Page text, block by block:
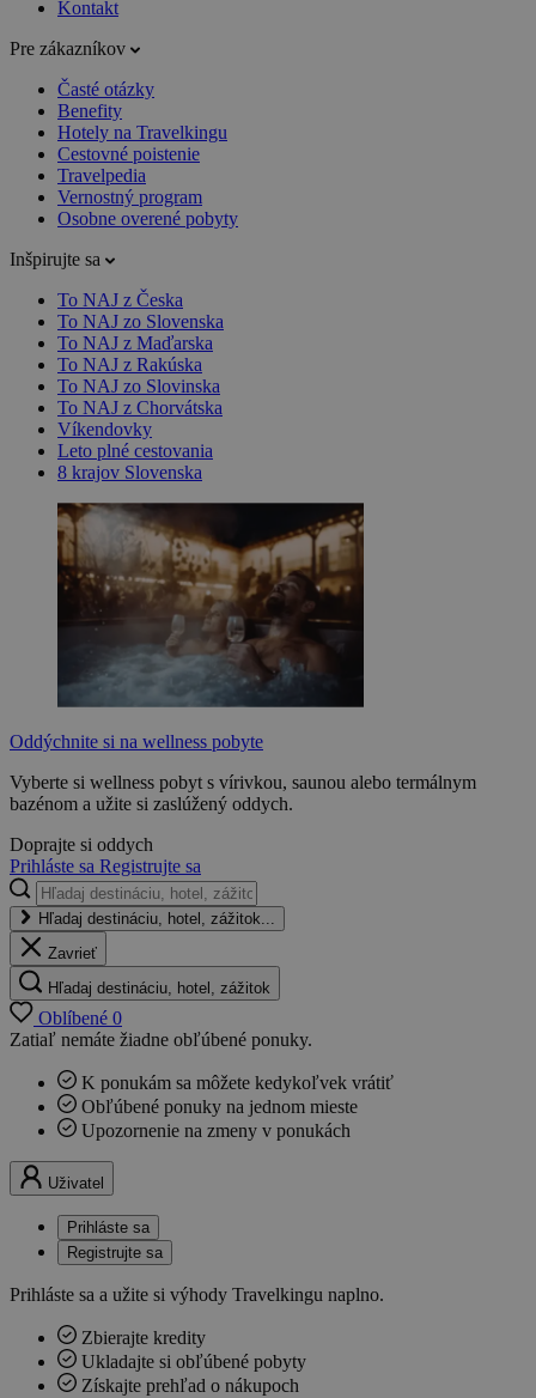
Kontakt
Pre zákazníkov
Časté otázky
Benefity
Hotely na Travelkingu
Cestovné poistenie
Travelpedia
Vernostný program
Osobne overené pobyty
Inšpirujte sa
To NAJ z Česka
To NAJ zo Slovenska
To NAJ z Maďarska
To NAJ z Rakúska
To NAJ zo Slovinska
To NAJ z Chorvátska
Víkendovky
Leto plné cestovania
8 krajov Slovenska
Oddýchnite si na wellness pobyte
Vyberte si wellness pobyt s vírivkou, saunou alebo termálnym
bazénom a užite si zaslúžený oddych.
Doprajte si oddych
Prihláste sa Registrujte sa
Hľadaj destináciu, hotel, zážitok...
Zavrieť
Hľadaj destináciu, hotel, zážitok
Oblíbené 0
Zatiaľ nemáte žiadne obľúbené ponuky.
K ponukám sa môžete kedykoľvek vrátiť
Obľúbené ponuky na jednom mieste
Upozornenie na zmeny v ponukách
Uživatel
Prihláste sa
Registrujte sa
Prihláste sa a užite si výhody Travelkingu naplno.
Zbierajte kredity
Ukladajte si obľúbené pobyty
Získajte prehľad o nákupoch